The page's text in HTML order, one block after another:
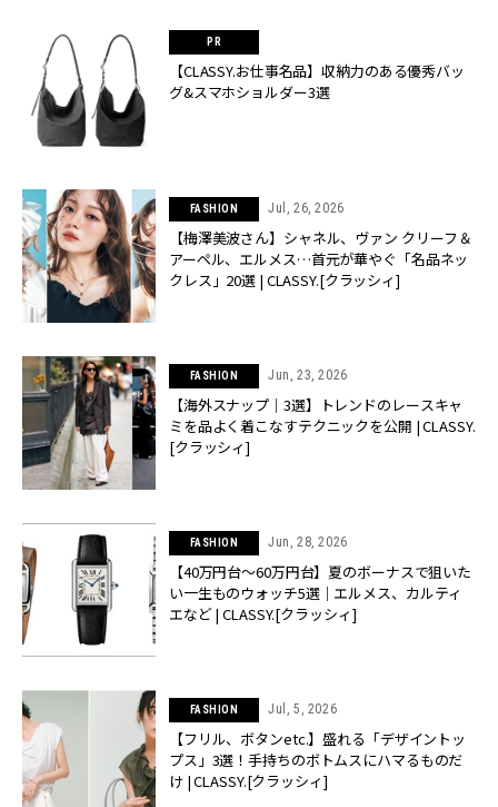
【CLASSY.お仕事名品】収納力のある優秀バッ
グ&スマホショルダー3選
FASHION Jul, 26, 2026
【梅澤美波さん】シャネル、ヴァン クリーフ＆
アーペル、エルメス…首元が華やぐ「名品ネッ
クレス」20選 | CLASSY.[クラッシィ]
FASHION Jun, 23, 2026
【海外スナップ｜3選】トレンドのレースキャ
ミを品よく着こなすテクニックを公開 | CLASSY.
[クラッシィ]
FASHION Jun, 28, 2026
【40万円台〜60万円台】夏のボーナスで狙いた
い一生ものウォッチ5選｜エルメス、カルティ
エなど | CLASSY.[クラッシィ]
FASHION Jul, 5, 2026
【フリル、ボタンetc.】盛れる「デザイントッ
プス」3選！手持ちのボトムスにハマるものだ
け | CLASSY.[クラッシィ]